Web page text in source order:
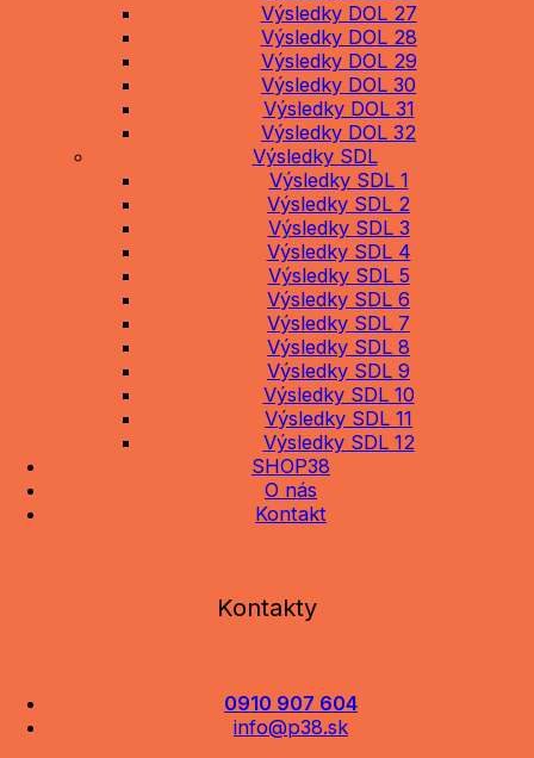
Výsledky DOL 27
Výsledky DOL 28
Výsledky DOL 29
Výsledky DOL 30
Výsledky DOL 31
Výsledky DOL 32
Výsledky SDL
Výsledky SDL 1
Výsledky SDL 2
Výsledky SDL 3
Výsledky SDL 4
Výsledky SDL 5
Výsledky SDL 6
Výsledky SDL 7
Výsledky SDL 8
Výsledky SDL 9
Výsledky SDL 10
Výsledky SDL 11
Výsledky SDL 12
SHOP38
O nás
Kontakt
Kontakty
0910 907 604
info@p38.sk